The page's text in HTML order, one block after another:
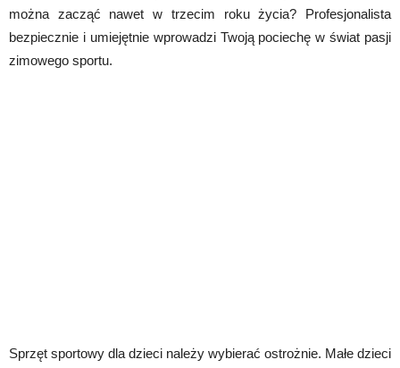
można zacząć nawet w trzecim roku życia? Profesjonalista
bezpiecznie i umiejętnie wprowadzi Twoją pociechę w świat pasji
zimowego sportu.
Sprzęt sportowy dla dzieci należy wybierać ostrożnie. Małe dzieci